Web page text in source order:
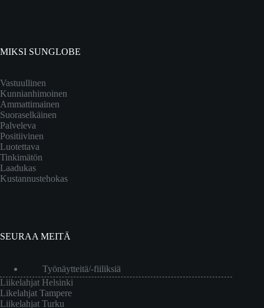
MIKSI SUNGLOBE
Vastuullinen
Kunnianhimoinen
Ammattimainen
Suoraselkäinen
Palveleva
Positiivinen
Luotettava
Tinkimätön
Laadukas
Kustannustehokas
SEURAA MEITÄ
Työnäytteitä/-fiiliksiä
Liikelahjat Helsinki
Likelahjat Tampere
Liikelahjat Turku